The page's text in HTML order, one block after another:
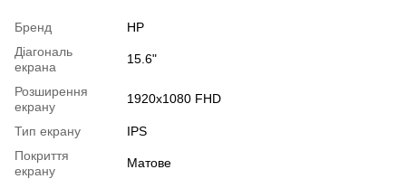
Бренд
HP
Діагональ
екрана
15.6"
Розширення
екрану
1920x1080 FHD
Тип екрану
IPS
Покриття
екрану
Матове